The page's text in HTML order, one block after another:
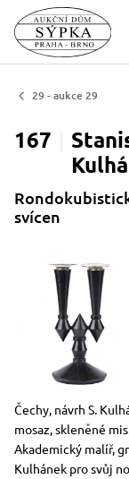
29 - aukce 29
167
svícen
Rozměry
Stručný popis
Čechy, návrh S.
mosaz, skleněné
Akademický malíř,
Kulhánek pro svůj